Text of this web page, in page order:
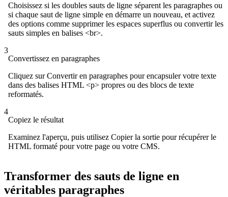
Choisissez si les doubles sauts de ligne séparent les paragraphes ou
si chaque saut de ligne simple en démarre un nouveau, et activez
des options comme supprimer les espaces superflus ou convertir les
sauts simples en balises <br>.
3
Convertissez en paragraphes
Cliquez sur Convertir en paragraphes pour encapsuler votre texte
dans des balises HTML <p> propres ou des blocs de texte
reformatés.
4
Copiez le résultat
Examinez l'aperçu, puis utilisez Copier la sortie pour récupérer le
HTML formaté pour votre page ou votre CMS.
Transformer des sauts de ligne en
véritables paragraphes